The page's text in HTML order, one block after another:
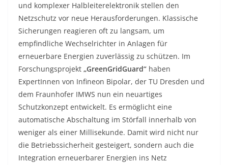
und komplexer Halbleiterelektronik stellen den
Netzschutz vor neue Herausforderungen. Klassische
Sicherungen reagieren oft zu langsam, um
empfindliche Wechselrichter in Anlagen für
erneuerbare Energien zuverlässig zu schützen. Im
Forschungsprojekt „GreenGridGuard“ haben
ExpertInnen von Infineon Bipolar, der TU Dresden und
dem Fraunhofer IMWS nun ein neuartiges
Schutzkonzept entwickelt. Es ermöglicht eine
automatische Abschaltung im Störfall innerhalb von
weniger als einer Millisekunde. Damit wird nicht nur
die Betriebssicherheit gesteigert, sondern auch die
Integration erneuerbarer Energien ins Netz